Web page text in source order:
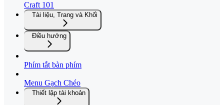
Craft 101
Tài liệu, Trang và Khối
Điều hướng
Phím tắt bàn phím
Menu Gạch Chéo
Thiết lập tài khoản